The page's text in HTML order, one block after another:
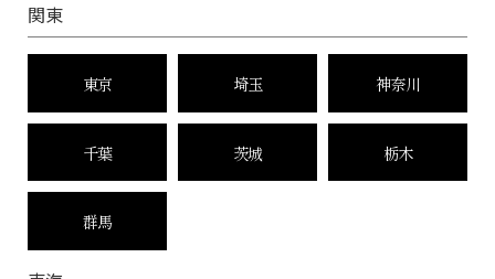
関東
東京 埼玉 神奈川
千葉 茨城 栃木
群馬